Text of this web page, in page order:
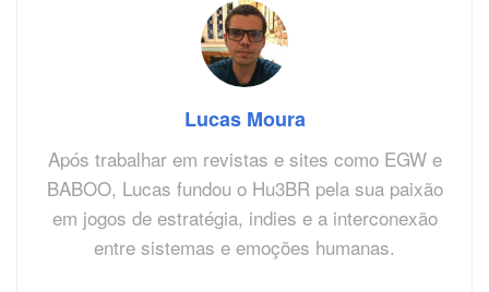
Lucas Moura
Após trabalhar em revistas e sites como EGW e
BABOO, Lucas fundou o Hu3BR pela sua paixão
em jogos de estratégia, indies e a interconexão
entre sistemas e emoções humanas.